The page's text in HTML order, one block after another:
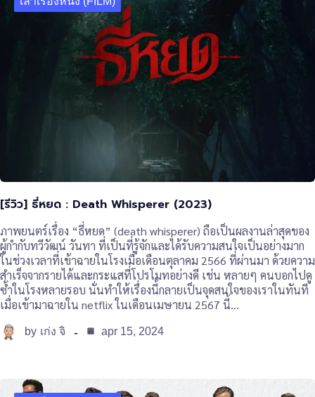
[รีวิว] ธี่หยด : Death Whisperer (2023)
ภาพยนตร์เรื่อง “ธี่หยด” (death whisperer) ถือเป็นผลงานล่าสุดของ
ผู้กำกับทวีวัฒน์ วันทา ที่เป็นที่รู้จักและได้รับความสนใจเป็นอย่างมาก
ในช่วงเวลาที่เข้าฉายในโรงเมื่อเดือนตุลาคม 2566 ที่ผ่านมา ด้วยความ
สำเร็จจากรายได้และกระแสที่โปรโมทอย่างดี เช่น หลายๆ คนบอกไปดู
ซ้ำในโรงหลายรอบ นั่นทำให้เรื่องนี้กลายเป็นจุดสนใจของเราในทันที
เมื่อเข้ามาฉายใน netflix ในเดือนเมษายน 2567 นี้…
by เก่ง จิ apr 15, 2024